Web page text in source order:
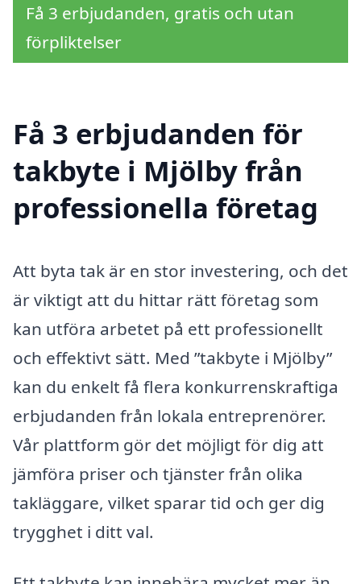
Få 3 erbjudanden, gratis och utan
förpliktelser
Få 3 erbjudanden för
takbyte i Mjölby från
professionella företag
Att byta tak är en stor investering, och det
är viktigt att du hittar rätt företag som
kan utföra arbetet på ett professionellt
och effektivt sätt. Med ”takbyte i Mjölby”
kan du enkelt få flera konkurrenskraftiga
erbjudanden från lokala entreprenörer.
Vår plattform gör det möjligt för dig att
jämföra priser och tjänster från olika
takläggare, vilket sparar tid och ger dig
trygghet i ditt val.